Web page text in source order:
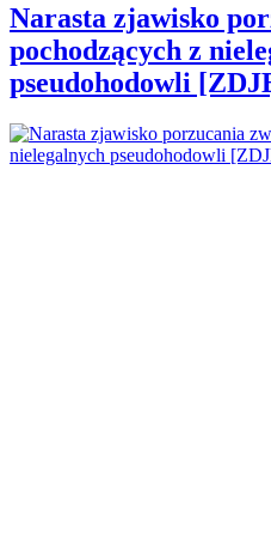
Narasta zjawisko
pochodzących z
pseudohodowli